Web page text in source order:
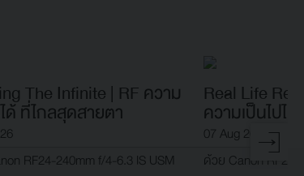
The Infinite | RF ความ
ด้ ที่ไกลสุดสายตา
RF24-240mm f/4-6.3 IS USM
Real Life
ความเป็นไปไ
Commercial
07 Aug 26
ด้วย Canon RF24-